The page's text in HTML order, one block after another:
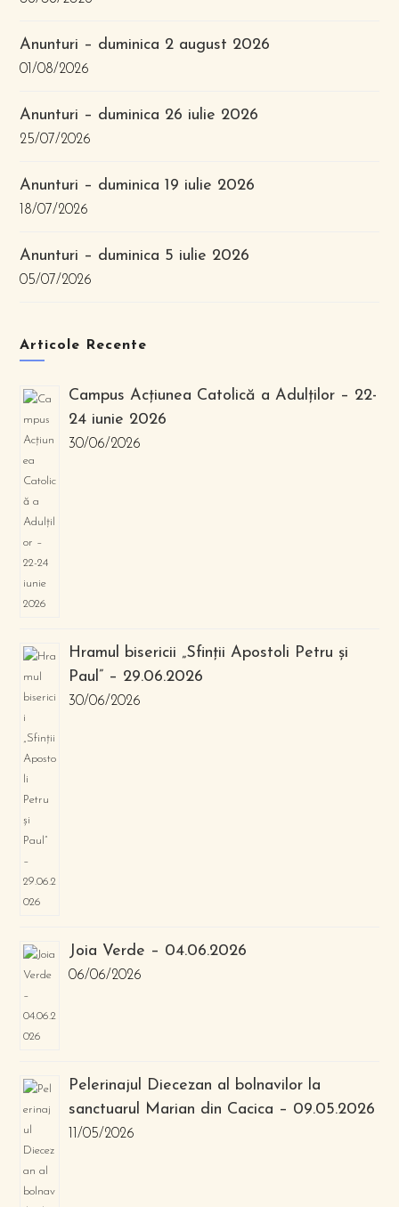
Anunturi – duminica 2 august 2026
01/08/2026
Anunturi – duminica 26 iulie 2026
25/07/2026
Anunturi – duminica 19 iulie 2026
18/07/2026
Anunturi – duminica 5 iulie 2026
05/07/2026
Articole Recente
Campus Acțiunea Catolică a Adulților – 22-
24 iunie 2026
30/06/2026
Hramul bisericii „Sfinții Apostoli Petru și
Paul” – 29.06.2026
30/06/2026
Joia Verde – 04.06.2026
06/06/2026
Pelerinajul Diecezan al bolnavilor la
sanctuarul Marian din Cacica – 09.05.2026
11/05/2026